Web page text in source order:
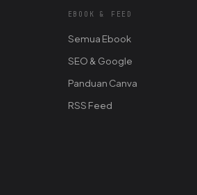
EBOOK & FEED
Semua Ebook
SEO & Google
Panduan Canva
RSS Feed